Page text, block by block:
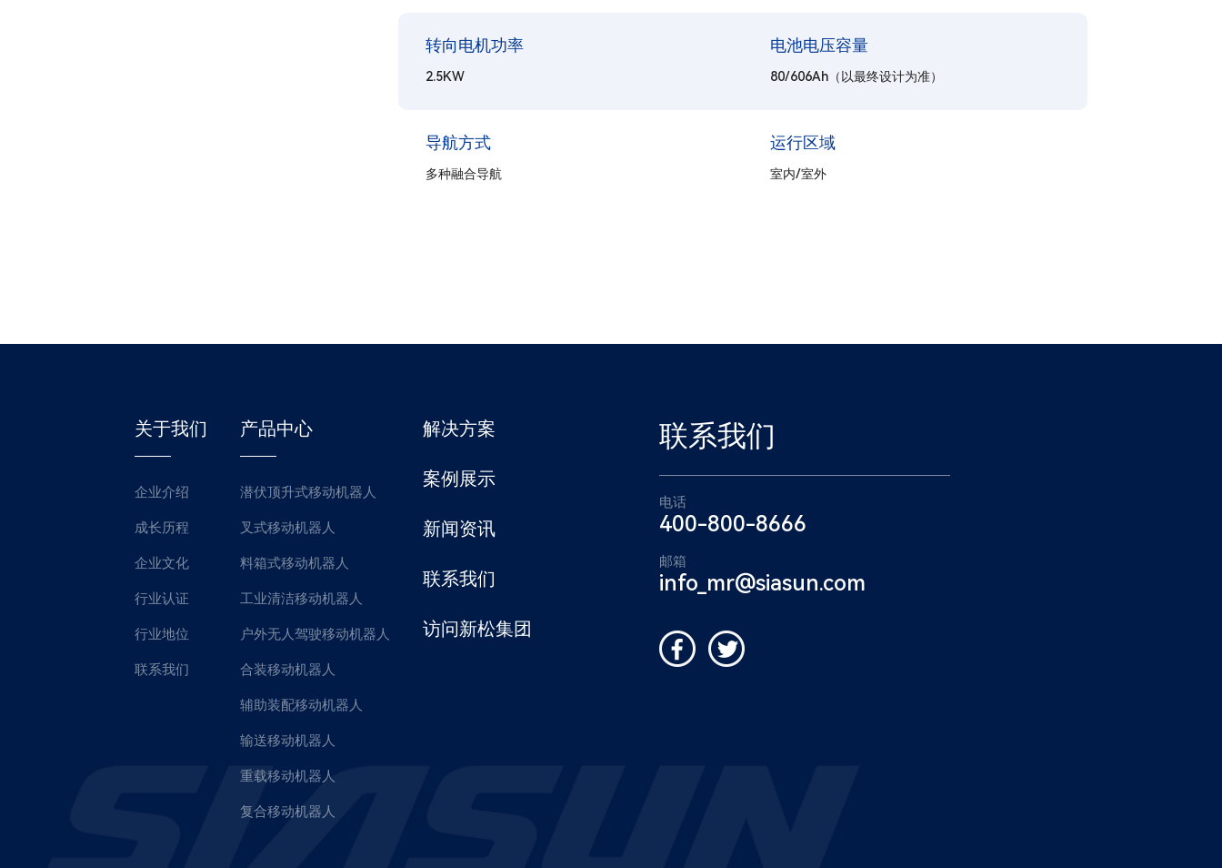
转向电机功率
2.5KW
电池电压容量
80/606Ah（以最终设计为准）
导航方式
多种融合导航
运行区域
室内/室外
关于我们
企业介绍
成长历程
企业文化
行业认证
行业地位
联系我们
产品中心
潜伏顶升式移动机器人
叉式移动机器人
料箱式移动机器人
工业清洁移动机器人
户外无人驾驶移动机器人
合装移动机器人
辅助装配移动机器人
输送移动机器人
重载移动机器人
复合移动机器人
解决方案
案例展示
新闻资讯
联系我们
访问新松集团
联系我们
电话
400-800-8666
邮箱
info_mr@siasun.com